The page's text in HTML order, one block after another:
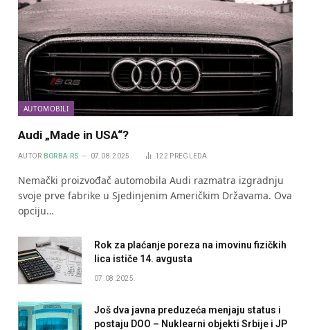
AUTOMOBILI
Audi „Made in USA“?
AUTOR BORBA.RS 07.08.2025. 122 PREGLEDA
Nemački proizvođač automobila Audi razmatra izgradnju
svoje prve fabrike u Sjedinjenim Američkim Državama. Ova
opciju…
Rok za plaćanje poreza na imovinu fizičkih
lica ističe 14. avgusta
07.08.2025.
Još dva javna preduzeća menjaju status i
postaju DOO – Nuklearni objekti Srbije i JP